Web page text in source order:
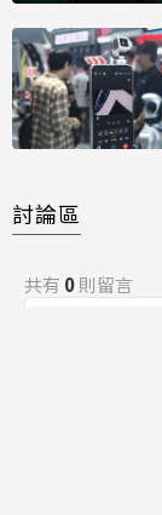
討論區
共有 0則留言